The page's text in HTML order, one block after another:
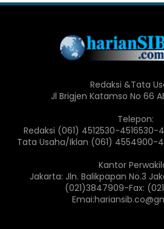
Redaksi &Tata
Jl Brigjen Katamso No 66
Telepon:
Redaksi (061) 4512530-4516530-
Tata Usaha/Iklan (061) 4554900-
Kantor
Jakarta: Jln. Balikpapan No.3
(021)3847909-Fax: